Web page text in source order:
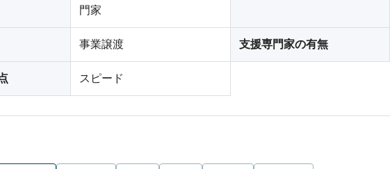
門家
事業譲渡 支援専門家の有無
スピード